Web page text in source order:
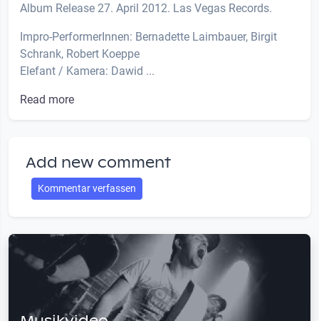
Album Release 27. April 2012. Las Vegas Records.
Impro-PerformerInnen: Bernadette Laimbauer, Birgit
Schrank, Robert Koeppe
Elefant / Kamera: Dawid ...
Read more
Add new comment
Kommentar verfassen